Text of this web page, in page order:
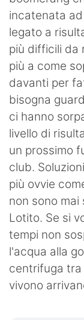
incatenata
legato a
più difficili da
più a come
davanti per
bisogna
ci hanno
livello di
un prossimo
club.
più ovvie
non sono
Lotito. Se si
tempi non
l'acqua alla
centrifuga tra
vivono